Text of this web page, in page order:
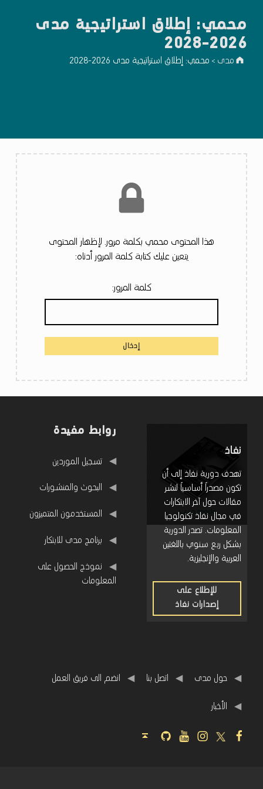
محمي: إطلاق استراتيجية مدى
2026-2028
مدى > محمي: إطلاق استراتيجية مدى 2026-2028
هذا المحتوى محمي بكلمة مرور. لإظهار المحتوى
يتعين عليك كتابة كلمة المرور أدناه:
كلمة المرور:
نفاذ
تهدف دورية نفاذ إلى أن
تكون مصدراً أساسياً لنشر
مقالات حول آخر الابتكارات
في مجال نفاذ تكنولوجيا
المعلومات. تصدر الدورية
بشكل ربع سنوي باللغتين
العربية والإنجليزية.
للإطلاع على
إصدارات نفاذ
روابط مفيدة
تسجيل الموردين
البحوث والمنشورات
المستخدمون المتميزون
برنامج مدى للابتكار
نموذج الحصول على
المعلومات
حول مدى اتصل بنا انضم الى فريق العمل
اﻷخبار